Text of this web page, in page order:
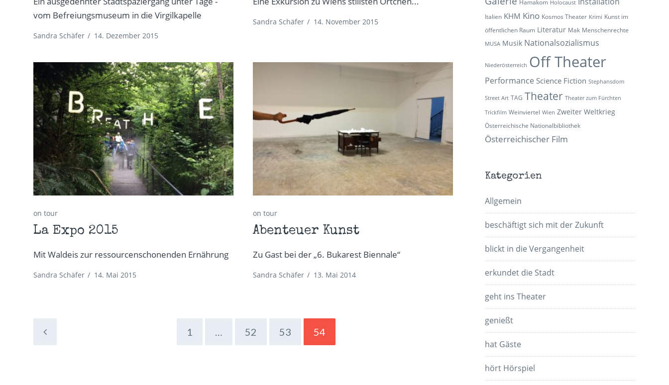
vom Befreiungsmuseum in die Virgilkapelle
Sandra Schäfer / 14. Dezember 2015
Sandra Schäfer / 14. November 2015
on tour
La Expo 2015
Mit Waldeis zur ressourcenschonenden Ernährung
Sandra Schäfer / 14. Mai 2015
on tour
Abenteuer Kunst
Zu Gast bei der „6. Bukarest Biennale“
Sandra Schäfer / 13. Mai 2014
1 … 52 53 54
Hamakom Holocaust
Italien KHM Kino Kosmos Theater Krimi Kunst im
öffentlichen Raum Literatur Mak Menschenrechte
MUSA Musik Nationalsozialismus
Niederösterreich Off Theater
Performance Science Fiction Stephansdom
Street Art TAG Theater Theater zum Fürchten
Trickfilm Weinviertel Wien Zweiter Weltkrieg
Österreichische Nationalbibliothek
Österreichischer Film
Kategorien
Allgemein
beschäftigt sich mit der Zukunft
blickt in die Vergangenheit
erkundet die Stadt
geht ins Theater
genießt
hat Gäste
hört Hörspiel